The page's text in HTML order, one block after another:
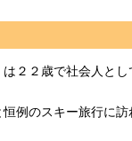
２２歳で社会人と
例のスキー旅行に